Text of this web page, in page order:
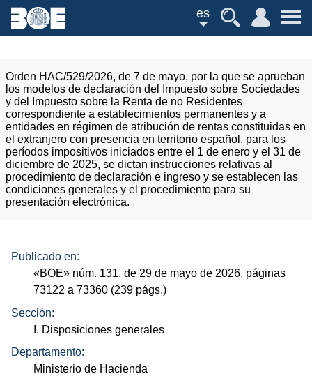
es
Orden HAC/529/2026, de 7 de mayo, por la que se aprueban
los modelos de declaración del Impuesto sobre Sociedades
y del Impuesto sobre la Renta de no Residentes
correspondiente a establecimientos permanentes y a
entidades en régimen de atribución de rentas constituidas en
el extranjero con presencia en territorio español, para los
períodos impositivos iniciados entre el 1 de enero y el 31 de
diciembre de 2025, se dictan instrucciones relativas al
procedimiento de declaración e ingreso y se establecen las
condiciones generales y el procedimiento para su
presentación electrónica.
Publicado en:
«BOE» núm. 131, de 29 de mayo de 2026, páginas
73122 a 73360 (239 págs.)
Sección:
I. Disposiciones generales
Departamento:
Ministerio de Hacienda